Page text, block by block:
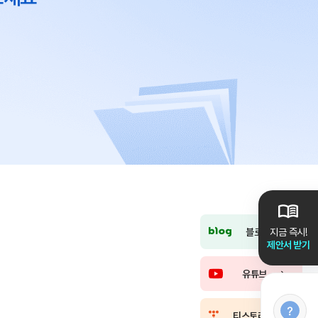
지금 즉시!
제안서 받기
블로그
유튜브
티스토리